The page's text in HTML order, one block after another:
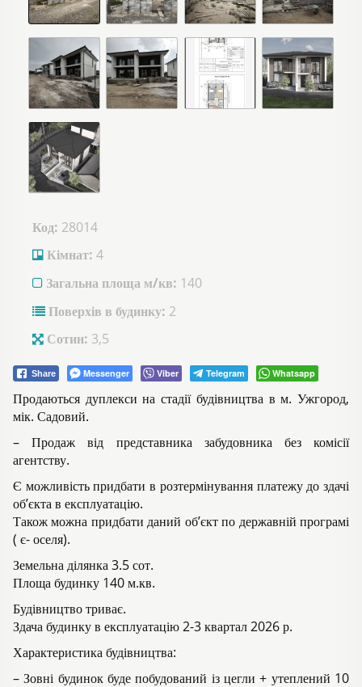
Код: 28014
Кімнат: 4
Загальна площа м/кв: 140
Поверхів в будинку: 2
Сотин: 3,5
Share Messenger Viber Telegram Whatsapp
Продаються дуплекси на стадії будівництва в м. Ужгород,
мік. Садовий.
– Продаж від представника забудовника без комісії
агентству.
Є можливість придбати в розтермінування платежу до здачі
об’єкта в експлуатацію.
Також можна придбати даний об’єкт по державній програмі
( є- оселя).
Земельна ділянка 3.5 сот.
Площа будинку 140 м.кв.
Будівництво триває.
Здача будинку в експлуатацію 2-3 квартал 2026 р.
Характеристика будівництва:
– Зовні будинок буде побудований із цегли + утеплений 10